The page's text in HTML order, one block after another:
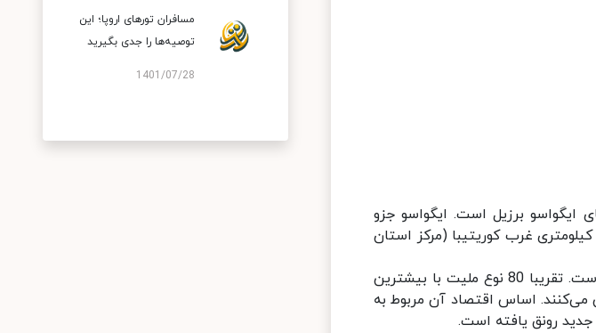
ایگواسو برزیل است. ایگواسو جزو
شهرهای بزرگ استان پارانا محسوب می‌شود. جمعیت شهر حدود 265000 نفر و در 650 کیلومتری غرب کوریتیبا (مرکز استان
از اصلی ترین خوصوصیات شهر ایگواسو جاذبه توریستیی و متفاوت بودن فرهنگ آن است. تقریبا 80 نوع ملیت با بیشترین
می‌کنند. اساس اقتصاد آن مربوط به
رونق یافته است.
مسافران تورهای اروپا؛ این
توصیه‌ها را جدی بگیرید
1401/07/28